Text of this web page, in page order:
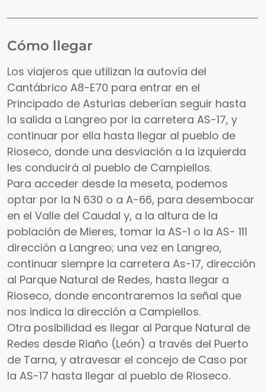
Cómo llegar
Los viajeros que utilizan la autovía del
Cantábrico A8-E70 para entrar en el
Principado de Asturias deberían seguir hasta
la salida a Langreo por la carretera AS-17, y
continuar por ella hasta llegar al pueblo de
Rioseco, donde una desviación a la izquierda
les conducirá al pueblo de Campiellos.
Para acceder desde la meseta, podemos
optar por la N 630 o a A-66, para desembocar
en el Valle del Caudal y, a la altura de la
población de Mieres, tomar la AS-1 o la AS- 111
dirección a Langreo; una vez en Langreo,
continuar siempre la carretera As-17, dirección
al Parque Natural de Redes, hasta llegar a
Rioseco, donde encontraremos la señal que
nos indica la dirección a Campiellos.
Otra posibilidad es llegar al Parque Natural de
Redes desde Riaño (León) a través del Puerto
de Tarna, y atravesar el concejo de Caso por
la AS-17 hasta llegar al pueblo de Rioseco.